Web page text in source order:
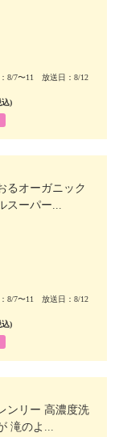
8/7〜11 放送日：8/12
込)
るオーガニック
スーパー...
8/7〜11 放送日：8/12
込)
ンリー 高濃度洗
滝のよ...